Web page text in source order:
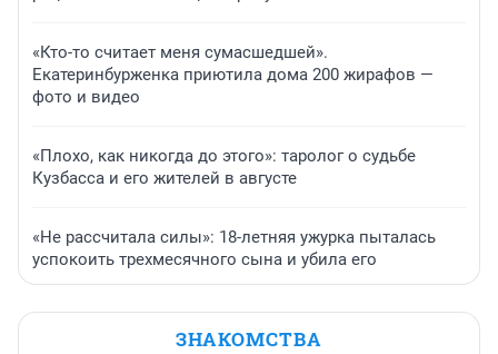
«Кто-то считает меня сумасшедшей».
Екатеринбурженка приютила дома 200 жирафов —
фото и видео
«Плохо, как никогда до этого»: таролог о судьбе
Кузбасса и его жителей в августе
«Не рассчитала силы»: 18-летняя ужурка пыталась
успокоить трехмесячного сына и убила его
ЗНАКОМСТВА